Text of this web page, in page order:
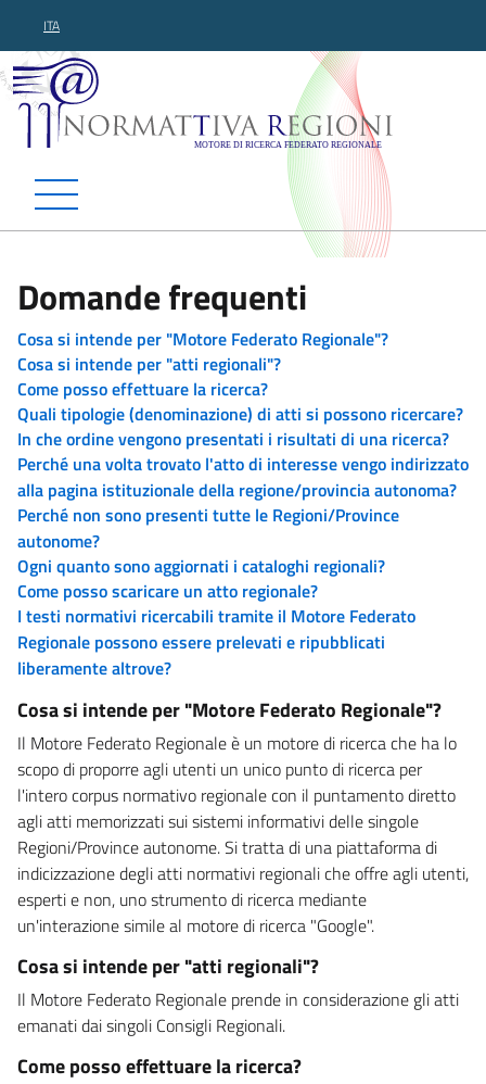
ITA
Normattiva Regioni -
Domande frequenti
Cosa si intende per "Motore Federato Regionale"?
Cosa si intende per "atti regionali"?
Come posso effettuare la ricerca?
Quali tipologie (denominazione) di atti si possono ricercare?
In che ordine vengono presentati i risultati di una ricerca?
Perché una volta trovato l'atto di interesse vengo indirizzato
alla pagina istituzionale della regione/provincia autonoma?
Perché non sono presenti tutte le Regioni/Province
autonome?
Ogni quanto sono aggiornati i cataloghi regionali?
Come posso scaricare un atto regionale?
I testi normativi ricercabili tramite il Motore Federato
Regionale possono essere prelevati e ripubblicati
liberamente altrove?
Cosa si intende per "Motore Federato Regionale"?
Il Motore Federato Regionale è un motore di ricerca che ha lo
scopo di proporre agli utenti un unico punto di ricerca per
l'intero corpus normativo regionale con il puntamento diretto
agli atti memorizzati sui sistemi informativi delle singole
Regioni/Province autonome. Si tratta di una piattaforma di
indicizzazione degli atti normativi regionali che offre agli utenti,
esperti e non, uno strumento di ricerca mediante
un'interazione simile al motore di ricerca "Google".
Cosa si intende per "atti regionali"?
Il Motore Federato Regionale prende in considerazione gli atti
emanati dai singoli Consigli Regionali.
Come posso effettuare la ricerca?